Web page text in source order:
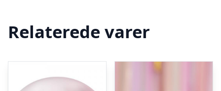
Relaterede varer